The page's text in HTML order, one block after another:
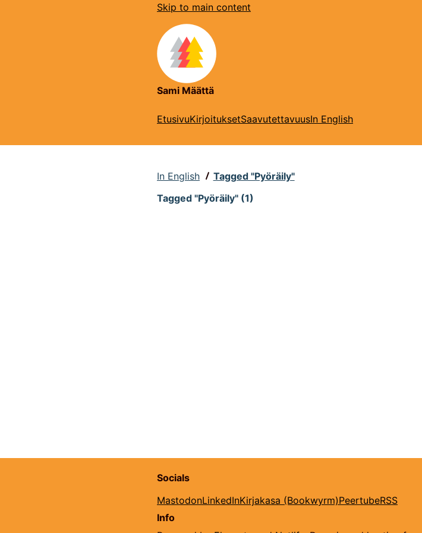
Skip to main content
Sami Määttä
EtusivuKirjoituksetSaavutettavuusIn English
In English
Tagged "Pyöräily"
Tagged "Pyöräily" (1)
Socials
MastodonLinkedInKirjakasa (Bookwyrm)PeertubeRSS
Info